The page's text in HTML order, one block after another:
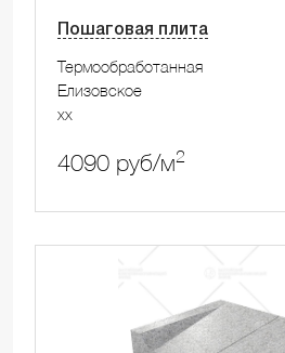
Пошаговая плита
Термообработанная
Елизовское
xx
4090 руб/м2